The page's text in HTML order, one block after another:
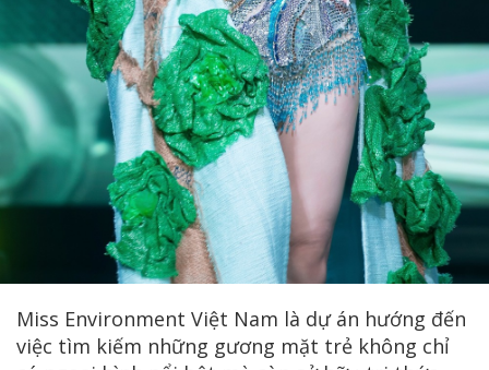
Miss Environment Việt Nam là dự án hướng đến
việc tìm kiếm những gương mặt trẻ không chỉ